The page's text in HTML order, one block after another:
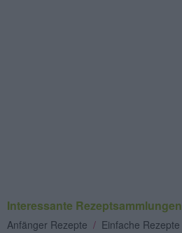
Interessante Rezeptsammlungen
Anfänger Rezepte / Einfache Rezepte